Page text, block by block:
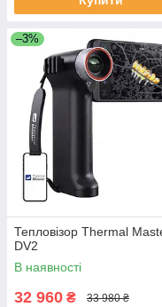
–3%
Тепловізор Thermal
DV2
В наявності
32 960 ₴ 33 980 ₴